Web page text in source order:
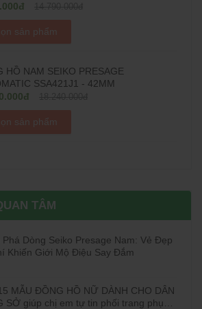
sản phẩm
HỒ NAM SEIKO PRESAGE
SSA421J1 - 42MM
sản phẩm
TÂM
Phá Dòng Seiko Presage Nam: Vẻ Đẹp
Khiến Giới Mộ Điệu Say Đắm
MẪU ĐỒNG HỒ NỮ DÀNH CHO DÂN
SỞ giúp chị em tự tin phối trang phục